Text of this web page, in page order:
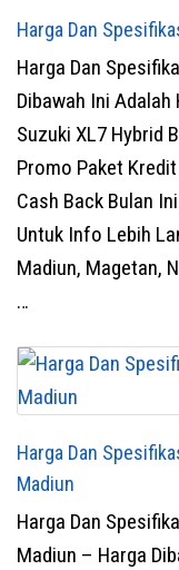
Harga Dan
Harga Dan
Dibawah Ini Adalah
Suzuki XL7 Hybrid
Promo Paket
Cash Back Bulan
Untuk Info Lebih
Madiun, Magetan,
…
Harga Dan
Madiun
Harga Dan
Madiun – Harga